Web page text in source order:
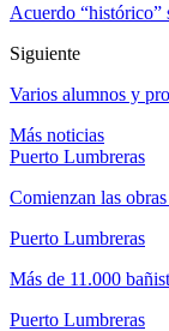
Acuerdo “histórico”
Siguiente
Varios alumnos y
Más noticias
Puerto Lumbreras
Comienzan las
Puerto Lumbreras
Más de 11.000
Puerto Lumbreras